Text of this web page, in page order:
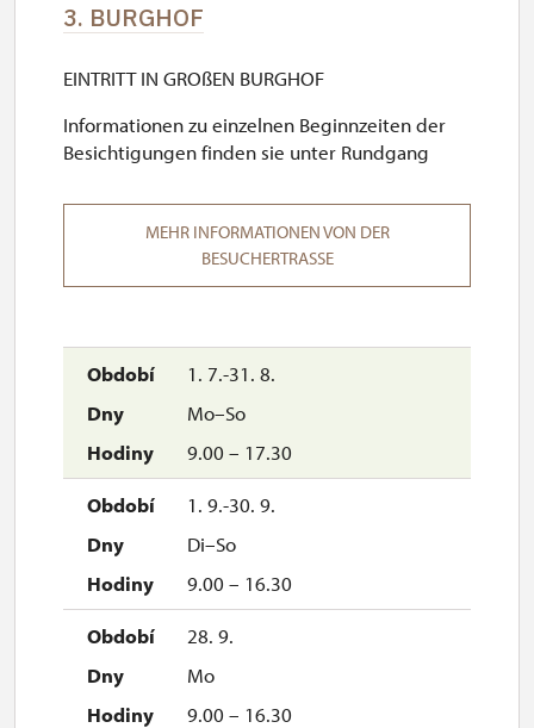
3. BURGHOF
1. 7.-31. 8.
Mo–So
9.00 – 17.30
1. 9.-30. 9.
Di–So
9.00 – 16.30
28. 9.
Mo
9.00 – 16.30
EINTRITT IN GROßEN BURGHOF
Informationen zu einzelnen Beginnzeiten der
Besichtigungen finden sie unter Rundgang
MEHR INFORMATIONEN VON DER
BESUCHERTRASSE